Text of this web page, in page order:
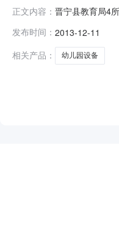
正文内容： 晋宁县教育局4
2013年12月11
发布时间： 2013-12-11
相关产品：
幼儿园设备